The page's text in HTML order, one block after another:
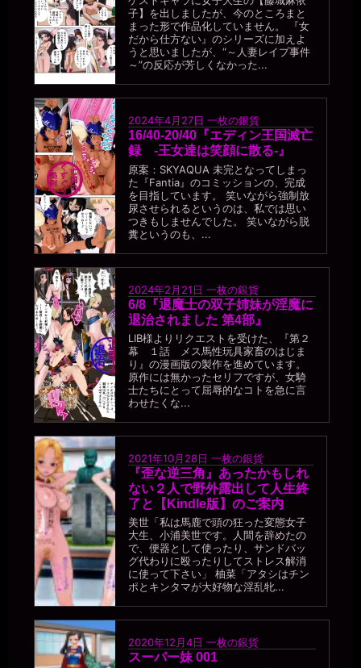
子】を出しましたが、今のところまと
まった形で作品化していません。 『女
だから仕方ない』のシリーズに加えよ
うと思いましたが、“～人妻レイプ事件
～”の反応が芳しくなかった...
2024年4月27日 一枚の銀貨
16/40-20/40『エディン王国滅亡
録 -王女達は笑顔に散る-』
原案：SKYAQUA 未完となってしまっ
た『Fantia』のコミッションの、完成
を目指しています。 笑いながら強制放
尿させられるというのは、私では思い
つきもしませんでした。 笑いながら脱
糞というのも、...
2024年2月21日 一枚の銀貨
6/8『退魔士の双子姉妹が淫魔に
退治されました 第4部』
LIB様よりリクエストを受けた、『第２
幕 １話 メス馬性玩具家畜のはじま
り』の漫画版の製作を進めています。
原作には無かったセリフですが、女騎
士たちにとって屈辱的なコトを急に言
わせたくな...
2021年10月28日 一枚の銀貨
『歪な逆三角』あったかもしれ
ない２人で野外露出して人生終
了と【Kindle版】のご案内
美世「私は馬鹿で頭の狂った変態女子
大生、小浦美世です。人間を辞めたの
で、便器として使ったり、サンドバッ
グ代わりに殴ったりしてストレス解消
に使って下さい」 柚菜「アタシはチン
ポとキンタマが大好物な淫乱牝...
2020年12月4日 一枚の銀貨
スーパー妹 001